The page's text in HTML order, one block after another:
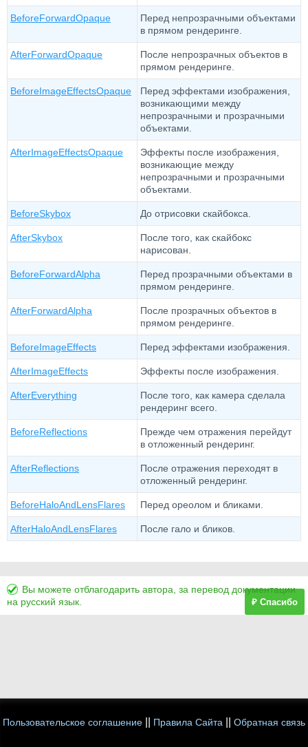
BeforeForwardOpaque
Перед непрозрачными объектами
в прямом рендеринге.
AfterForwardOpaque
После непрозрачных объектов в
прямом рендеринге.
BeforeImageEffectsOpaque
Перед эффектами изображения,
возникающими между
непрозрачными и прозрачными
объектами.
AfterImageEffectsOpaque
Эффекты после изображения,
возникающие между
непрозрачными и прозрачными
объектами.
BeforeSkybox До отрисовки скайбокса.
AfterSkybox
После того, как скайбокс
нарисован.
BeforeForwardAlpha
Перед прозрачными объектами в
прямом рендеринге.
AfterForwardAlpha
После прозрачных объектов в
прямом рендеринге.
BeforeImageEffects Перед эффектами изображения.
AfterImageEffects Эффекты после изображения.
AfterEverything
После того, как камера сделала
рендеринг всего.
BeforeReflections
Прежде чем отражения перейдут
в отложенный рендеринг.
AfterReflections
После отражения переходят в
отложенный рендеринг.
BeforeHaloAndLensFlares Перед ореолом и бликами.
AfterHaloAndLensFlares После гало и бликов.
Вы можете отблагодарить автора, за перевод документации
на русский язык.
₽ Спасибо
Пользовательское соглашение Правила Сайта Обратная связь